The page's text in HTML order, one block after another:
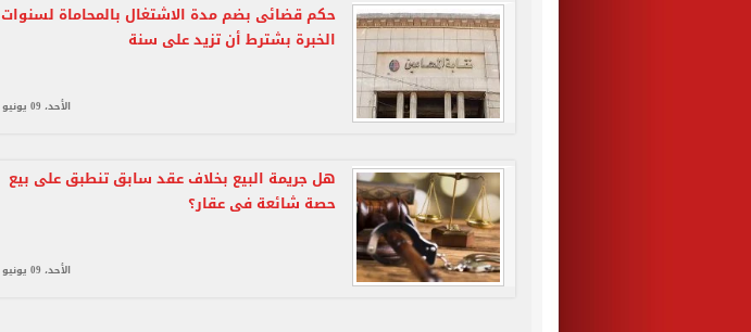
حكم قضائى بضم مدة الاشتغال بالمحاماة لسنوات
الخبرة بشترط أن تزيد على سنة
الأحد، 09 يونيو 2019 05:00 ص
هل جريمة البيع بخلاف عقد سابق تنطبق على بيع
حصة شائعة فى عقار؟
الأحد، 09 يونيو 2019 01:00 ص